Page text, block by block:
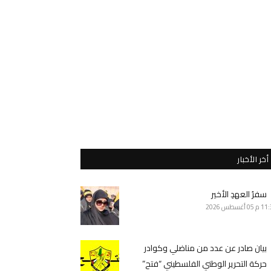
أخر الأخبار
سفرُ العهدِ الأخير
م 05 أغسطس 2026
بيان صادر عن عدد من مناضلي وكوادر
حركة التحرير الوطني الفلسطيني “فتح”